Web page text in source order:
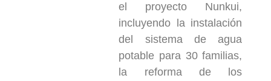
el proyecto Nunkui,
incluyendo la instalación
del sistema de agua
potable para 30 familias,
la reforma de los